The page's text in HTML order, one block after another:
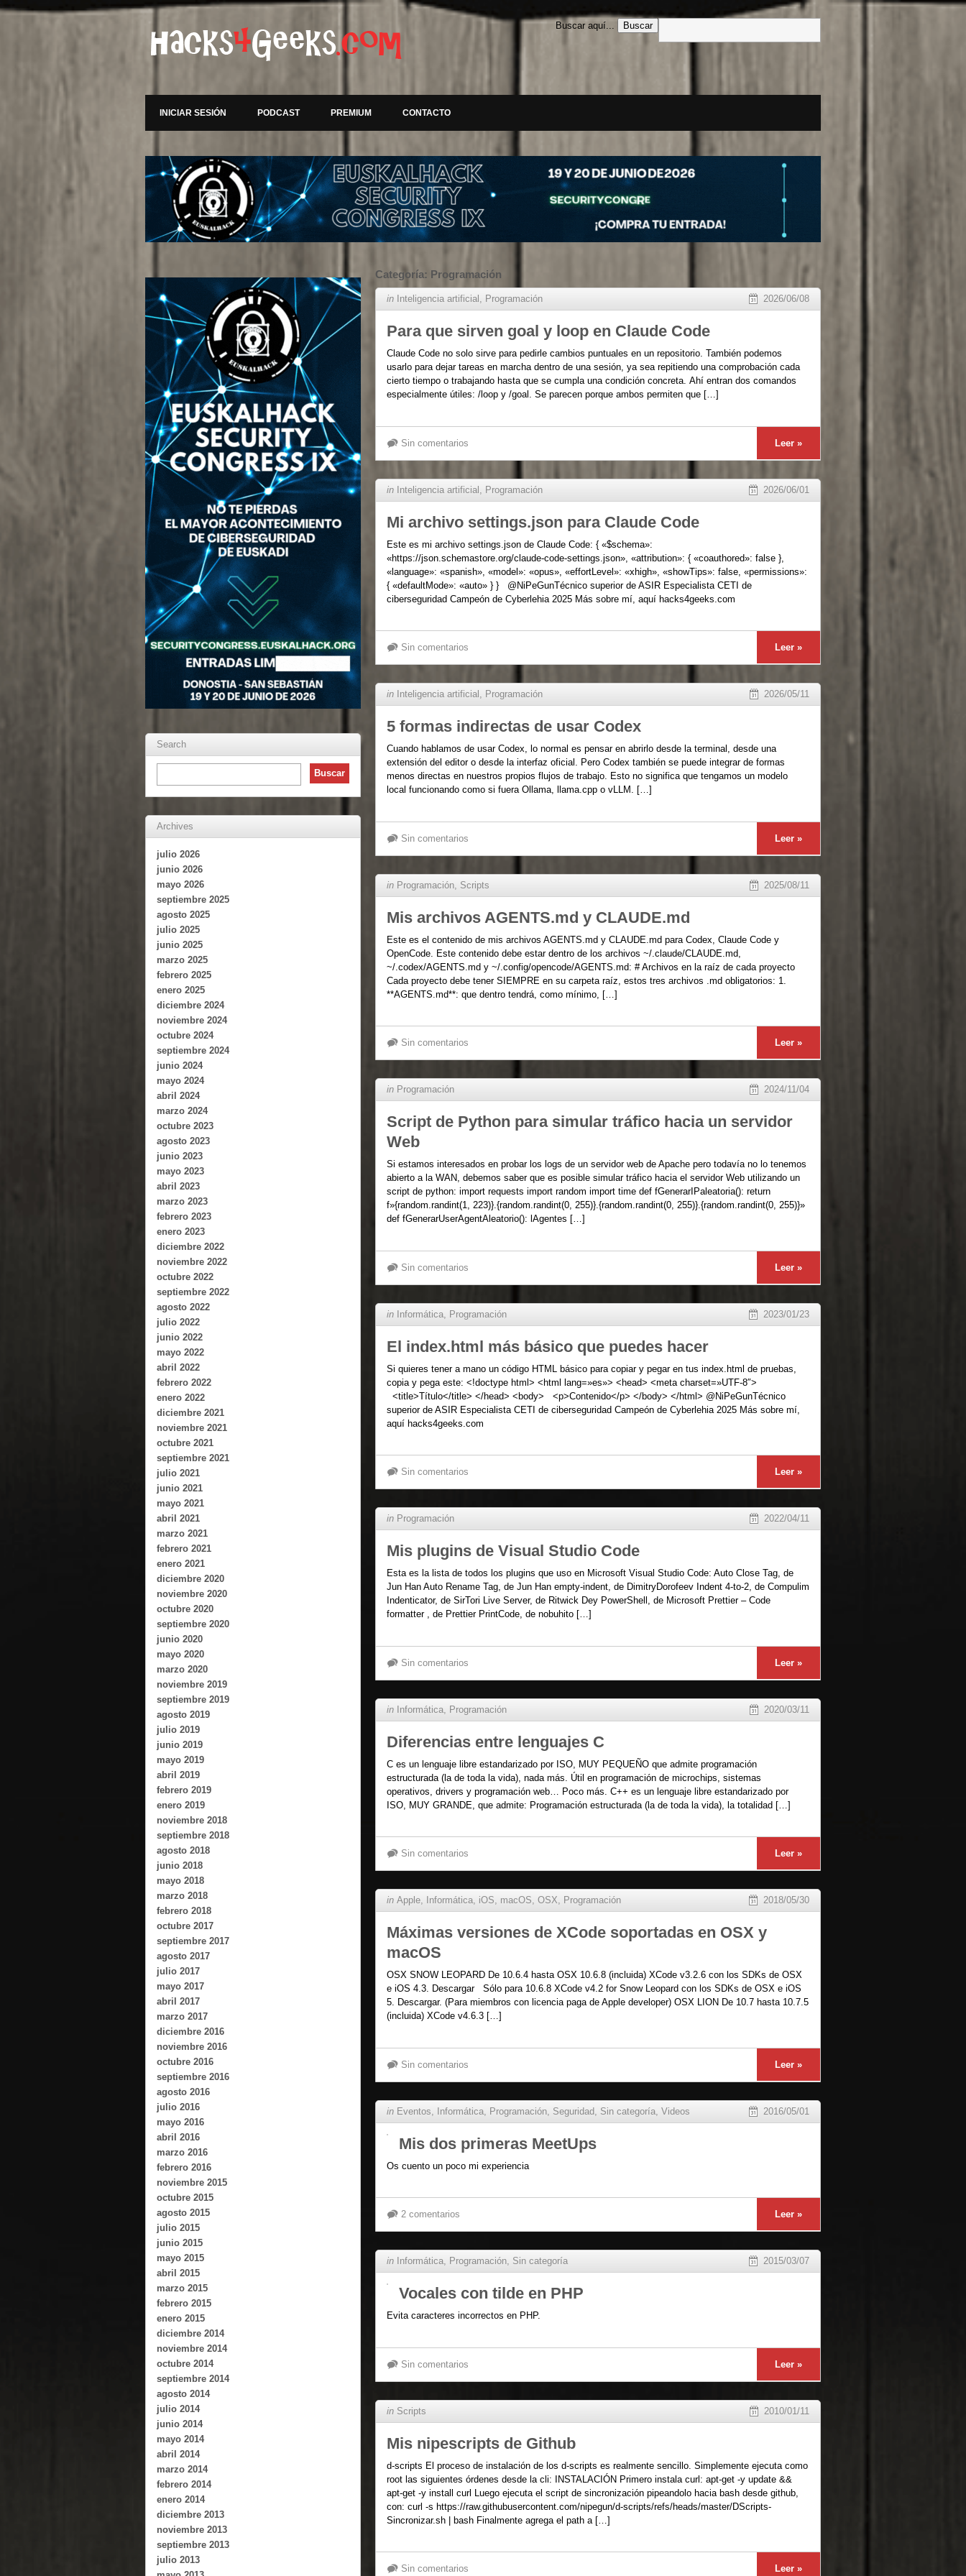
Buscar aquí...
INICIAR SESIÓN PODCAST PREMIUM CONTACTO
Categoría: Programación
in Inteligencia artificial , Programación 2026/06/08
Para que sirven goal y loop en Claude Code
Claude Code no solo sirve para pedirle cambios puntuales en un repositorio. También podemos
usarlo para dejar tareas en marcha dentro de una sesión, ya sea repitiendo una comprobación cada
cierto tiempo o trabajando hasta que se cumpla una condición concreta. Ahí entran dos comandos
especialmente útiles: /loop y /goal. Se parecen porque ambos permiten que […]
Sin comentarios Leer »
in Inteligencia artificial Programación 2026/06/01
Mi archivo settings.json para Claude Code
Este es mi archivo settings.json de Claude Code: { «$schema»:
«https://json.schemastore.org/claude-code-settings.json», «attribution»: { «coauthored»: false },
«language»: «spanish», «model»: «opus», «effortLevel»: «xhigh», «showTips»: false, «permissions»:
{ «defaultMode»: «auto» } } @NiPeGunTécnico superior de ASIR Especialista CETI de
ciberseguridad Campeón de Cyberlehia 2025 Más sobre mí, aquí hacks4geeks.com
Sin comentarios Leer »
in Inteligencia artificial , Programación 2026/05/11
5 formas indirectas de usar Codex
Cuando hablamos de usar Codex, lo normal es pensar en abrirlo desde la terminal, desde una
extensión del editor o desde la interfaz oficial. Pero Codex también se puede integrar de formas
menos directas en nuestros propios flujos de trabajo. Esto no significa que tengamos un modelo
local funcionando como si fuera Ollama, llama.cpp o vLLM. […]
Sin comentarios Leer »
in Programación Scripts 2025/08/11
Mis archivos AGENTS.md y CLAUDE.md
Este es el contenido de mis archivos AGENTS.md y CLAUDE.md para Codex, Claude Code y
OpenCode. Este contenido debe estar dentro de los archivos ~/.claude/CLAUDE.md,
~/.codex/AGENTS.md y ~/.config/opencode/AGENTS.md: # Archivos en la raíz de cada proyecto
Cada proyecto debe tener SIEMPRE en su carpeta raíz, estos tres archivos .md obligatorios: 1.
**AGENTS.md**: que dentro tendrá, como mínimo, […]
Sin comentarios Leer »
in Programación 2024/11/04
Script de Python para simular tráfico hacia un servidor
Web
Si estamos interesados en probar los logs de un servidor web de Apache pero todavía no lo tenemos
abierto a la WAN, debemos saber que es posible simular tráfico hacia el servidor Web utilizando un
script de python: import requests import random import time def fGenerarIPaleatoria(): return
f»{random.randint(1, 223)}.{random.randint(0, 255)}.{random.randint(0, 255)}.{random.randint(0, 255)}»
def fGenerarUserAgentAleatorio(): lAgentes […]
Sin comentarios Leer »
in Informática Programación 2023/01/23
El index.html más básico que puedes hacer
Si quieres tener a mano un código HTML básico para copiar y pegar en tus index.html de pruebas,
copia y pega este: <!doctype html> <html lang=»es»> <head> <meta charset=»UTF-8″>
<title>Título</title> </head> <body> <p>Contenido</p> </body> </html> @NiPeGunTécnico
superior de ASIR Especialista CETI de ciberseguridad Campeón de Cyberlehia 2025 Más sobre mí,
aquí hacks4geeks.com
Sin comentarios Leer »
in Programación 2022/04/11
Mis plugins de Visual Studio Code
Esta es la lista de todos los plugins que uso en Microsoft Visual Studio Code: Auto Close Tag, de
Jun Han Auto Rename Tag, de Jun Han empty-indent, de DimitryDorofeev Indent 4-to-2, de Compulim
Indenticator, de SirTori Live Server, de Ritwick Dey PowerShell, de Microsoft Prettier – Code
formatter , de Prettier PrintCode, de nobuhito […]
Sin comentarios Leer »
in Informática Programación 2020/03/11
Diferencias entre lenguajes C
C es un lenguaje libre estandarizado por ISO, MUY PEQUEÑO que admite programación
estructurada (la de toda la vida), nada más. Útil en programación de microchips, sistemas
operativos, drivers y programación web… Poco más. C++ es un lenguaje libre estandarizado por
ISO, MUY GRANDE, que admite: Programación estructurada (la de toda la vida), la totalidad […]
Sin comentarios Leer »
in Apple, Informática, iOS, macOS, OSX, Programación 2018/05/30
Máximas versiones de XCode soportadas en OSX y
macOS
OSX SNOW LEOPARD De 10.6.4 hasta OSX 10.6.8 (incluida) XCode v3.2.6 con los SDKs de OSX
e iOS 4.3. Descargar Sólo para 10.6.8 XCode v4.2 for Snow Leopard con los SDKs de OSX e iOS
5. Descargar. (Para miembros con licencia paga de Apple developer) OSX LION De 10.7 hasta 10.7.5
(incluida) XCode v4.6.3 […]
Sin comentarios Leer »
in Eventos Informática Programación Seguridad Sin categoría Videos 2016/05/01
Mis dos primeras MeetUps
Os cuento un poco mi experiencia
2 comentarios Leer »
in Informática, Programación, Sin categoría 2015/03/07
Vocales con tilde en PHP
Evita caracteres incorrectos en PHP.
Sin comentarios Leer »
in Scripts 2010/01/11
Mis nipescripts de Github
d-scripts El proceso de instalación de los d-scripts es realmente sencillo. Simplemente ejecuta como
root las siguientes órdenes desde la cli: INSTALACIÓN Primero instala curl: apt-get -y update &&
apt-get -y install curl Luego ejecuta el script de sincronización pipeandolo hacia bash desde github,
con: curl -s https://raw.githubusercontent.com/nipegun/d-scripts/refs/heads/master/DScripts-
Sincronizar.sh | bash Finalmente agrega el path a […]
Sin comentarios Leer »
Search
Archives
julio 2026
junio 2026
mayo 2026
septiembre 2025
agosto 2025
julio 2025
junio 2025
marzo 2025
febrero 2025
enero 2025
diciembre 2024
noviembre 2024
octubre 2024
septiembre 2024
junio 2024
mayo 2024
abril 2024
marzo 2024
octubre 2023
agosto 2023
junio 2023
mayo 2023
abril 2023
marzo 2023
febrero 2023
enero 2023
diciembre 2022
noviembre 2022
octubre 2022
septiembre 2022
agosto 2022
julio 2022
junio 2022
mayo 2022
abril 2022
febrero 2022
enero 2022
diciembre 2021
noviembre 2021
octubre 2021
septiembre 2021
julio 2021
junio 2021
mayo 2021
abril 2021
marzo 2021
febrero 2021
enero 2021
diciembre 2020
noviembre 2020
octubre 2020
septiembre 2020
junio 2020
mayo 2020
marzo 2020
noviembre 2019
septiembre 2019
agosto 2019
julio 2019
junio 2019
mayo 2019
abril 2019
febrero 2019
enero 2019
noviembre 2018
septiembre 2018
agosto 2018
junio 2018
mayo 2018
marzo 2018
febrero 2018
octubre 2017
septiembre 2017
agosto 2017
julio 2017
mayo 2017
abril 2017
marzo 2017
diciembre 2016
noviembre 2016
octubre 2016
septiembre 2016
agosto 2016
julio 2016
mayo 2016
abril 2016
marzo 2016
febrero 2016
noviembre 2015
octubre 2015
agosto 2015
julio 2015
junio 2015
mayo 2015
abril 2015
marzo 2015
febrero 2015
enero 2015
diciembre 2014
noviembre 2014
octubre 2014
septiembre 2014
agosto 2014
julio 2014
junio 2014
mayo 2014
abril 2014
marzo 2014
febrero 2014
enero 2014
diciembre 2013
noviembre 2013
septiembre 2013
julio 2013